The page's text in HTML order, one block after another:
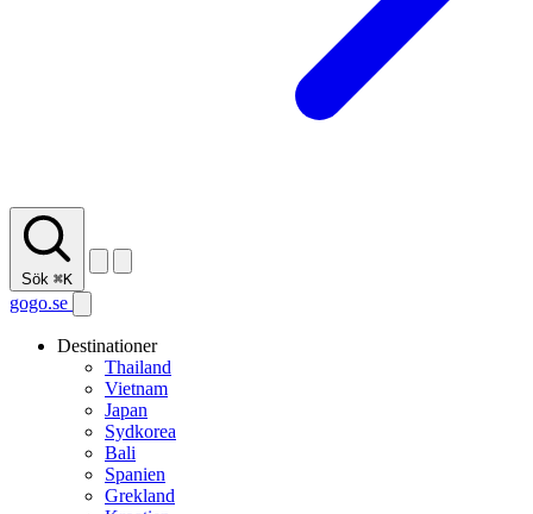
Sök ⌘K
gogo.se
Destinationer
Thailand
Vietnam
Japan
Sydkorea
Bali
Spanien
Grekland